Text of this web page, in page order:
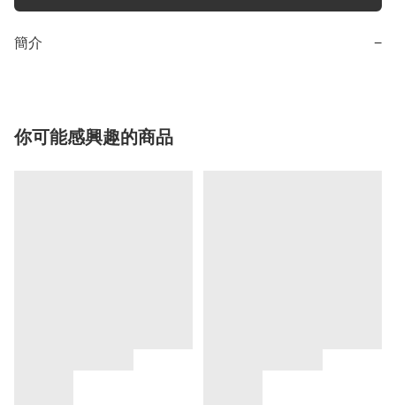
簡介 −
你可能感興趣的商品